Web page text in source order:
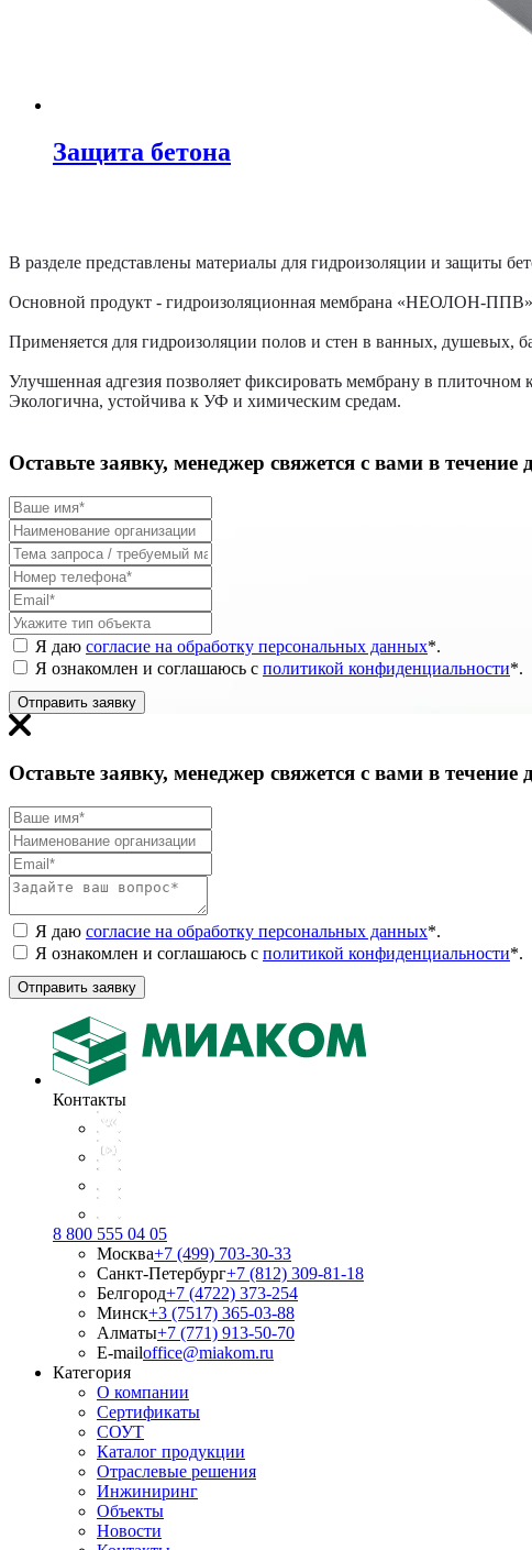
Защита бетона
В разделе представлены материалы для гидроизоляции и защиты
Основной продукт - гидроизоляционная мембрана «НЕОЛОН-ППВ»:
Применяется для гидроизоляции полов и стен в ванных, душевых,
Улучшенная адгезия позволяет фиксировать мембрану в плиточном
Экологична, устойчива к УФ и химическим средам.
Оставьте заявку, менеджер свяжется с вами в течение
Я даю согласие на обработку персональных данных*.
Я ознакомлен и соглашаюсь с политикой конфиденциальности*.
Отправить заявку
Оставьте заявку, менеджер свяжется с вами в течение
Я даю согласие на обработку персональных данных*.
Я ознакомлен и соглашаюсь с политикой конфиденциальности*.
Отправить заявку
Контакты
8 800 555 04 05
Москва+7 (499) 703-30-33
Санкт-Петербург+7 (812) 309-81-18
Белгород+7 (4722) 373-254
Минск+3 (7517) 365-03-88
Алматы+7 (771) 913-50-70
E-mailoffice@miakom.ru
Категория
О компании
Сертификаты
СОУТ
Каталог продукции
Отраслевые решения
Инжиниринг
Объекты
Новости